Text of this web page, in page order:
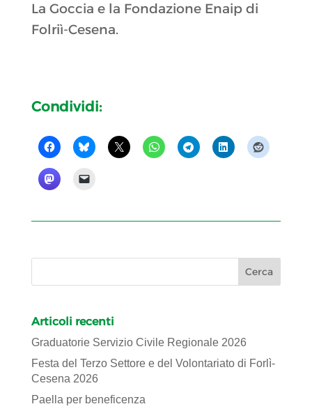
La Goccia e la Fondazione Enaip di
Folriì-Cesena.
Condividi:
Articoli recenti
Graduatorie Servizio Civile Regionale 2026
Festa del Terzo Settore e del Volontariato di Forlì-
Cesena 2026
Paella per beneficenza